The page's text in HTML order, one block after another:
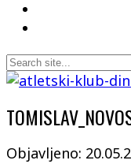
Objavljeno: